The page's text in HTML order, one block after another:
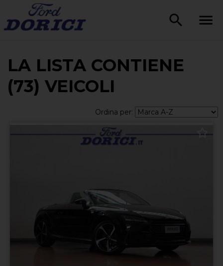
LA LISTA CONTIENE
(73) VEICOLI
Ordina per: